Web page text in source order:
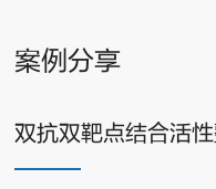
案例分享
双抗双靶点结合活